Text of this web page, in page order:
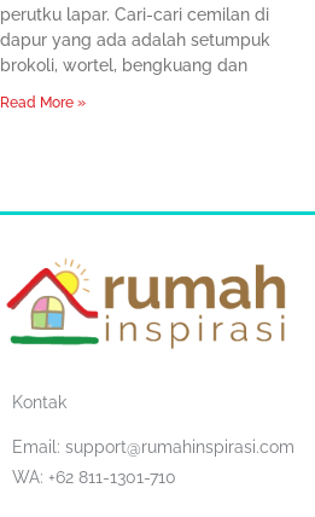
perutku lapar. Cari-cari cemilan di
dapur yang ada adalah setumpuk
brokoli, wortel, bengkuang dan
Read More »
Kontak
Email: support@rumahinspirasi.com
WA: +62 811-1301-710